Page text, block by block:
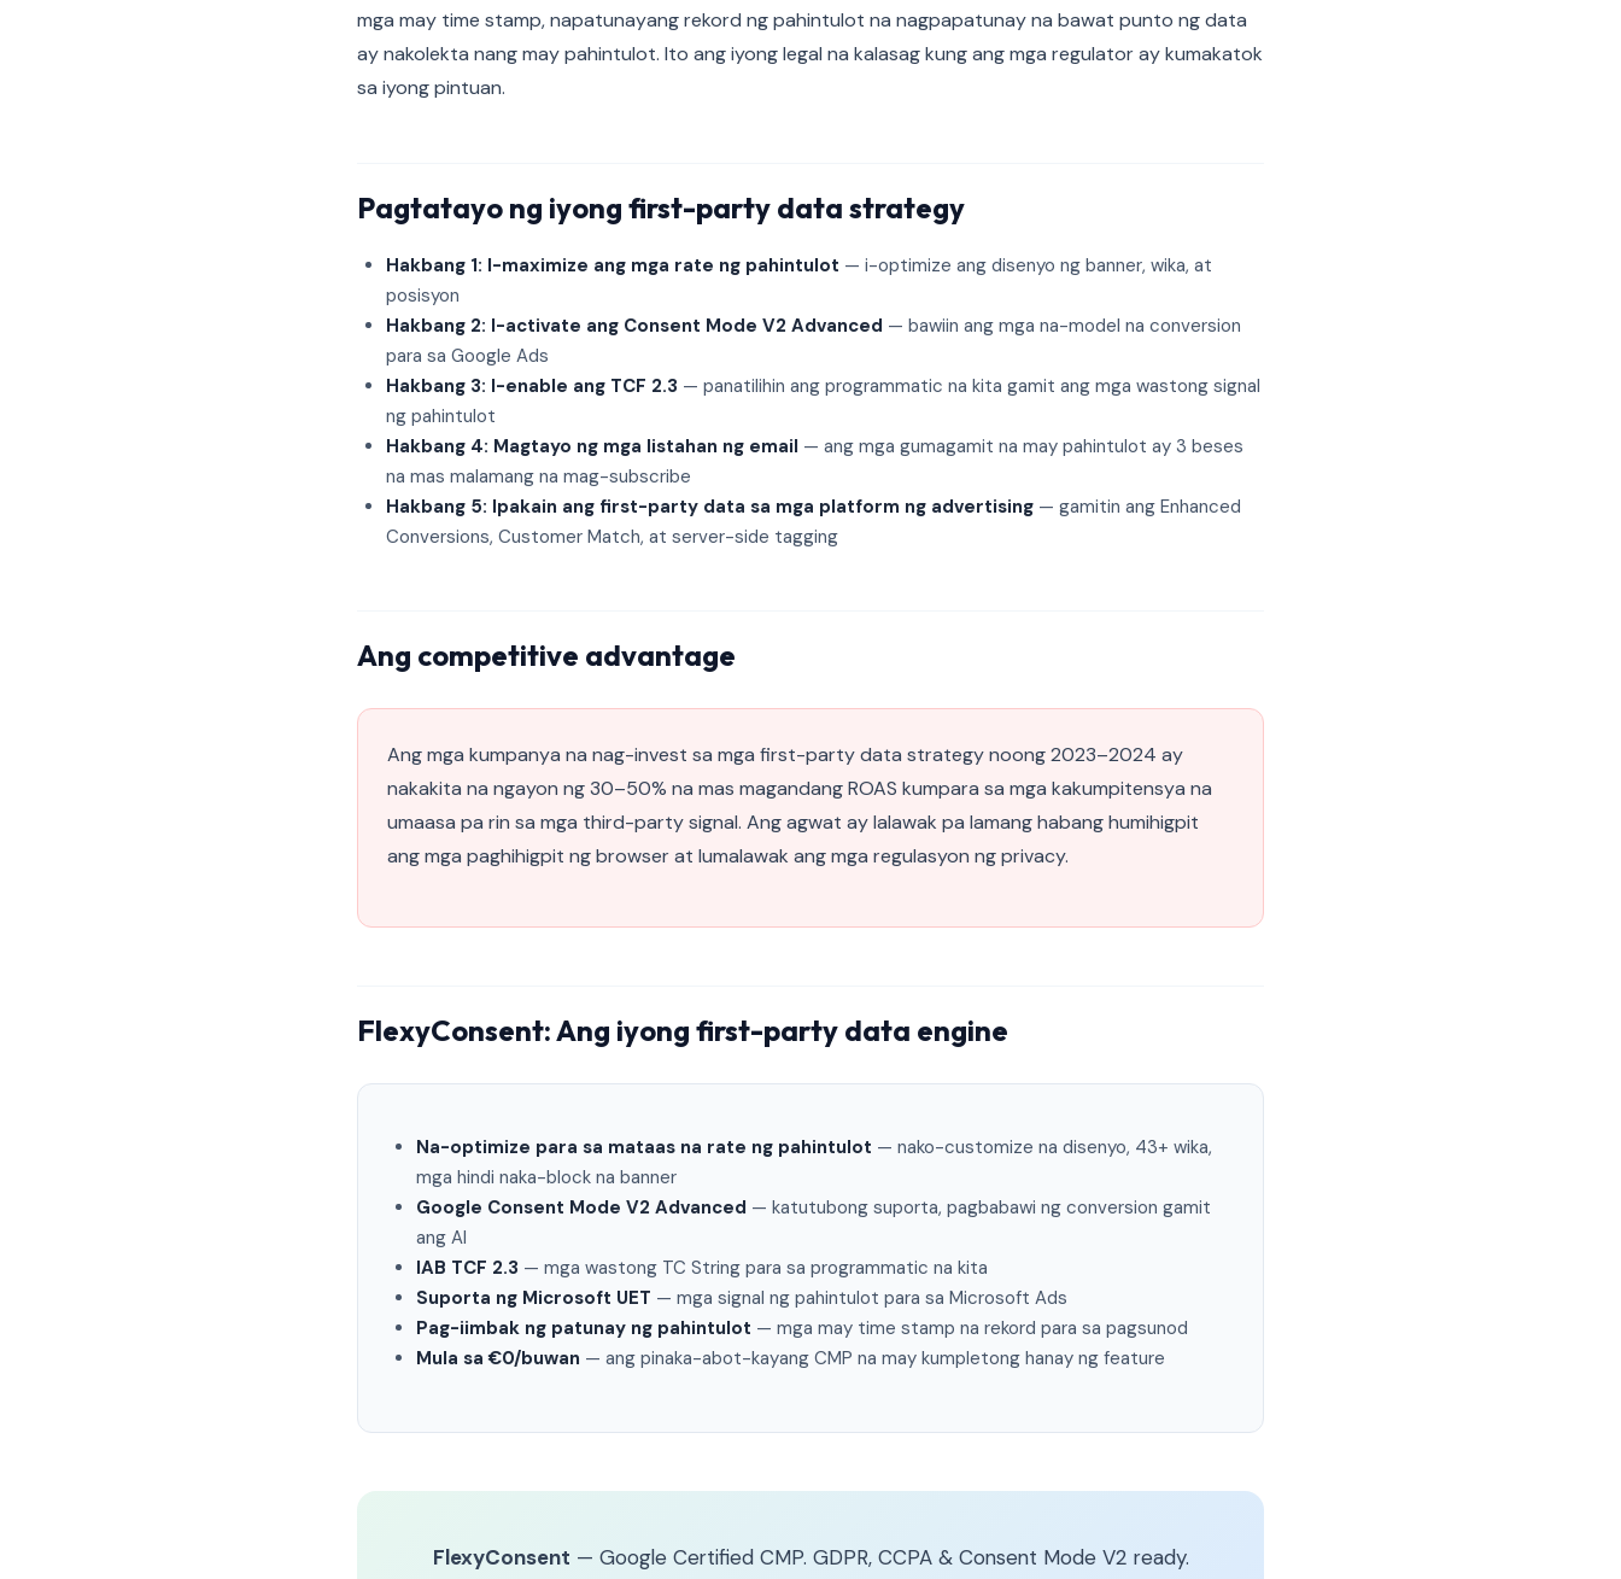
mga may time stamp, napatunayang rekord ng pahintulot na nagpapatunay na bawat punto ng data
ay nakolekta nang may pahintulot. Ito ang iyong legal na kalasag kung ang mga regulator ay kumakatok
sa iyong pintuan.
Pagtatayo ng iyong first-party data strategy
Hakbang 1: I-maximize ang mga rate ng pahintulot — i-optimize ang disenyo ng banner, wika, at
posisyon
Hakbang 2: I-activate ang Consent Mode V2 Advanced — bawiin ang mga na-model na conversion
para sa Google Ads
Hakbang 3: I-enable ang TCF 2.3 — panatilihin ang programmatic na kita gamit ang mga wastong signal
ng pahintulot
Hakbang 4: Magtayo ng mga listahan ng email — ang mga gumagamit na may pahintulot ay 3 beses
na mas malamang na mag-subscribe
Hakbang 5: Ipakain ang first-party data sa mga platform ng advertising — gamitin ang Enhanced
Conversions, Customer Match, at server-side tagging
Ang competitive advantage
Ang mga kumpanya na nag-invest sa mga first-party data strategy noong 2023–2024 ay
nakakita na ngayon ng 30–50% na mas magandang ROAS kumpara sa mga kakumpitensya na
umaasa pa rin sa mga third-party signal. Ang agwat ay lalawak pa lamang habang humihigpit
ang mga paghihigpit ng browser at lumalawak ang mga regulasyon ng privacy.
FlexyConsent: Ang iyong first-party data engine
Na-optimize para sa mataas na rate ng pahintulot — nako-customize na disenyo, 43+ wika,
mga hindi naka-block na banner
Google Consent Mode V2 Advanced — katutubong suporta, pagbabawi ng conversion gamit
ang AI
IAB TCF 2.3 — mga wastong TC String para sa programmatic na kita
Suporta ng Microsoft UET — mga signal ng pahintulot para sa Microsoft Ads
Pag-iimbak ng patunay ng pahintulot — mga may time stamp na rekord para sa pagsunod
Mula sa €0/buwan — ang pinaka-abot-kayang CMP na may kumpletong hanay ng feature
FlexyConsent — Google Certified CMP. GDPR, CCPA & Consent Mode V2 ready.